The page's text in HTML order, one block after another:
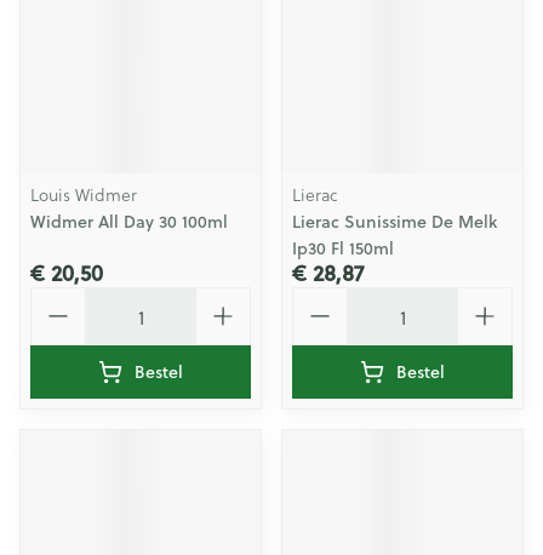
Louis Widmer
Widmer All Day 30 100ml
€ 20,50
Bestel
Lierac
Lierac Sunissime De Melk
Ip30 Fl 150ml
€ 28,87
Bestel